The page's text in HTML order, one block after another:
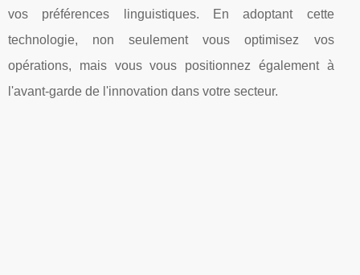
vos préférences linguistiques. En adoptant cette
technologie, non seulement vous optimisez vos
opérations, mais vous vous positionnez également à
l'avant-garde de l'innovation dans votre secteur.